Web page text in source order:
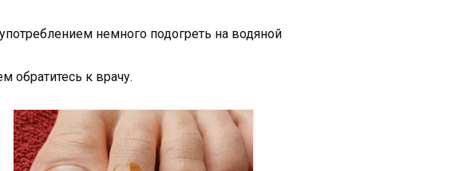
немного подогреть на водяной
обратитесь к врачу.